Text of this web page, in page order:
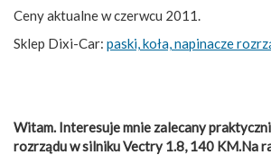
Ceny aktualne w czerwcu 2011.
Sklep Dixi-Car: paski, koła, napinacze
Witam. Interesuje mnie zalecany
rozrządu w silniku Vectry 1.8, 140 KM.Na